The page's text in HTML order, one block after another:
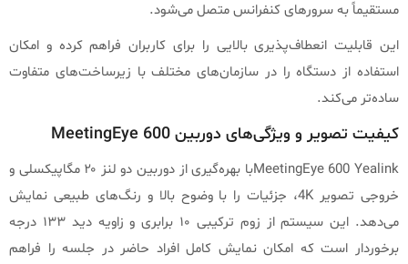
مستقیماً به سرورهای کنفرانس متصل می‌شود.
این قابلیت انعطاف‌پذیری بالایی را برای کاربران فراهم کرده و امکان
استفاده از دستگاه را در سازمان‌های مختلف با زیرساخت‌های متفاوت
ساده‌تر می‌کند.
کیفیت تصویر و ویژگی‌های دوربین MeetingEye 600
MeetingEye 600 Yealinkبا بهره‌گیری از دوربین دو لنز ۲۰ مگاپیکسلی و
خروجی تصویر 4K، جزئیات را با وضوح بالا و رنگ‌های طبیعی نمایش
می‌دهد. این سیستم از زوم ترکیبی ۱۰ برابری و زاویه دید ۱۳۳ درجه
برخوردار است که امکان نمایش کامل افراد حاضر در جلسه را فراهم